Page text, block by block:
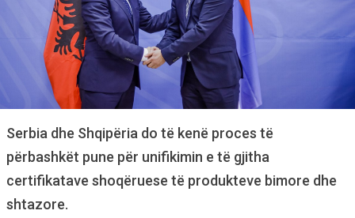
Serbia dhe Shqipëria do të kenë proces të
përbashkët pune për unifikimin e të gjitha
certifikatave shoqëruese të produkteve bimore dhe
shtazore.